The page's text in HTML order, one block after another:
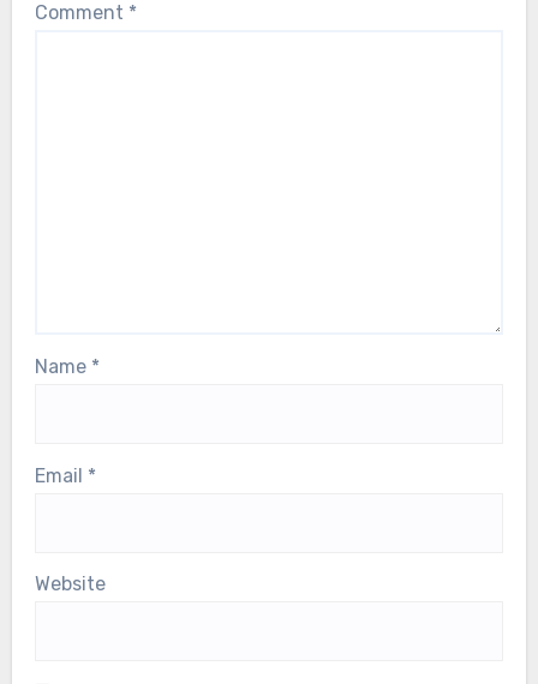
Comment *
Name *
Email *
Website